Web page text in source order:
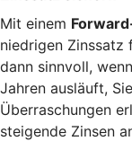
Mit einem
niedrigen Zinssatz
dann sinnvoll,
Jahren ausläuft,
Überraschungen
steigende Zinsen